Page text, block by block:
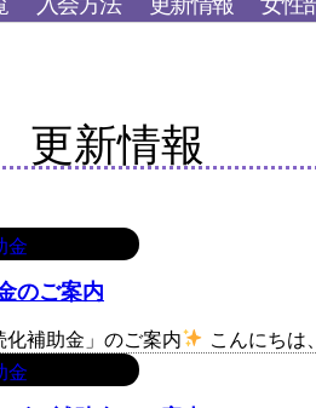
更新情報
金
のご案内
補助金」のご案内 こんにちは
金